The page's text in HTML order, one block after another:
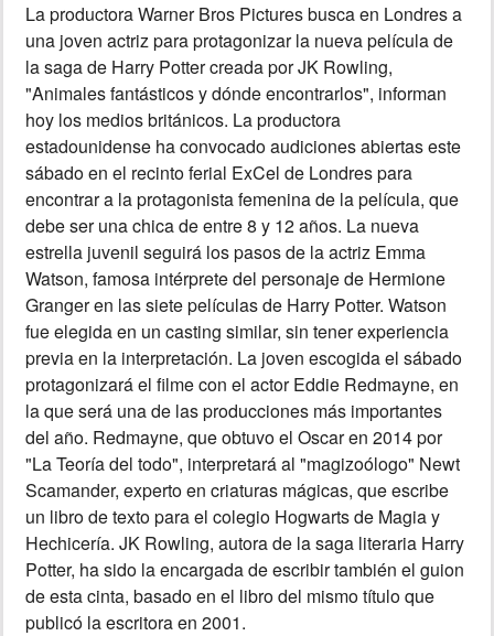
INSÓLITAS
MULTIMEDIA
IMPRESO
La productora Warner Bros Pictures busca en Londres a
una joven actriz para protagonizar la nueva película de
la saga de Harry Potter creada por JK Rowling,
"Animales fantásticos y dónde encontrarlos", informan
hoy los medios británicos. La productora
estadounidense ha convocado audiciones abiertas este
sábado en el recinto ferial ExCel de Londres para
encontrar a la protagonista femenina de la película, que
debe ser una chica de entre 8 y 12 años. La nueva
estrella juvenil seguirá los pasos de la actriz Emma
Watson, famosa intérprete del personaje de Hermione
Granger en las siete películas de Harry Potter. Watson
fue elegida en un casting similar, sin tener experiencia
previa en la interpretación. La joven escogida el sábado
protagonizará el filme con el actor Eddie Redmayne, en
la que será una de las producciones más importantes
del año. Redmayne, que obtuvo el Oscar en 2014 por
"La Teoría del todo", interpretará al "magizoólogo" Newt
Scamander, experto en criaturas mágicas, que escribe
un libro de texto para el colegio Hogwarts de Magia y
Hechicería. JK Rowling, autora de la saga literaria Harry
Potter, ha sido la encargada de escribir también el guion
de esta cinta, basado en el libro del mismo título que
publicó la escritora en 2001.